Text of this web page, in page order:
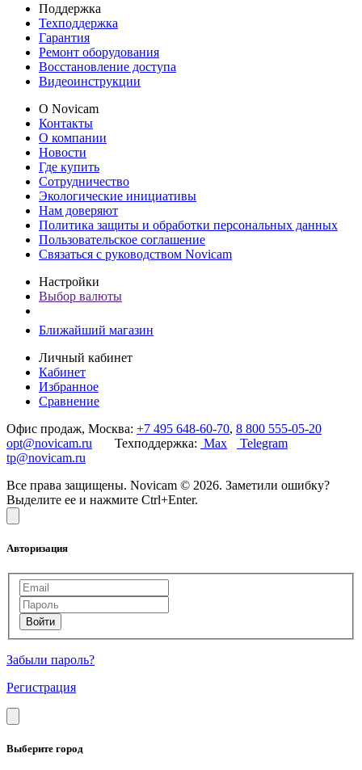
Поддержка
Техподдержка
Гарантия
Ремонт оборудования
Восстановление доступа
Видеоинструкции
О Novicam
Контакты
О компании
Новости
Где купить
Сотрудничество
Экологические инициативы
Нам доверяют
Политика защиты и обработки персональных данных
Пользовательское соглашение
Связаться с руководством Novicam
Настройки
Выбор валюты
Ближайший магазин
Личный кабинет
Кабинет
Избранное
Сравнение
Офис продаж, Москва: +7 495 648-60-70, 8 800 555-05-20
opt@novicam.ru Техподдержка: Max
Telegram
tp@novicam.ru
Все права защищены. Novicam © 2026. Заметили ошибку?
Выделите ее и нажмите Ctrl+Enter.
Авторизация
Забыли пароль?
Регистрация
Выберите город